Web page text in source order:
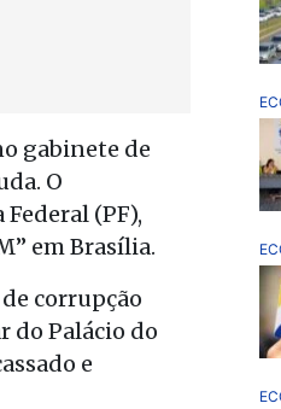
gabinete de
O
(PF),
em Brasília.
corrupção
do Palácio do
e